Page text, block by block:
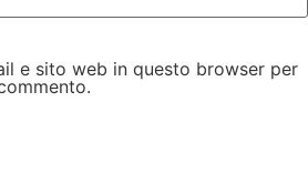
e sito web in questo browser per